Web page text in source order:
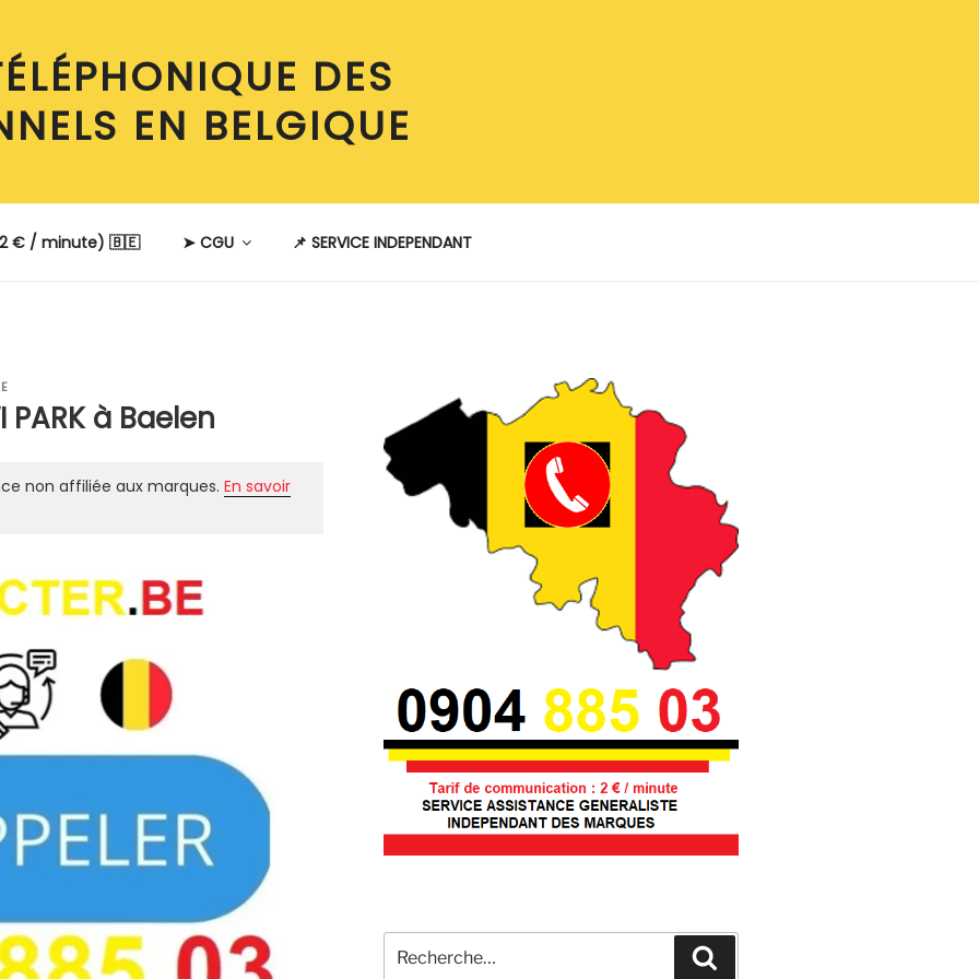
DES
EN BELGIQUE
€ / minute) 🇧🇪 ➤ CGU 📌 SERVICE INDEPENDANT
à Baelen
non affiliée aux marques. En savoir
pour